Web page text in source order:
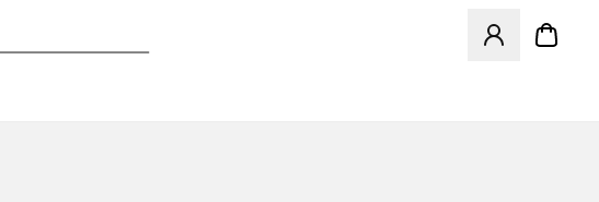
Åbner en